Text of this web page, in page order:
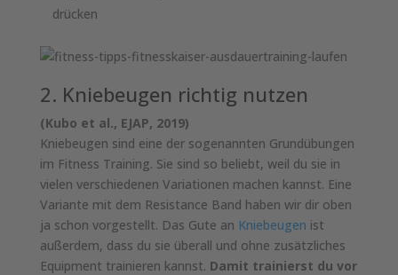
drücken
2. Kniebeugen richtig nutzen
(Kubo et al., EJAP, 2019)
Kniebeugen sind eine der sogenannten Grundübungen
im Fitness Training. Sie sind so beliebt, weil du sie in
vielen verschiedenen Variationen machen kannst. Eine
Variante mit dem Resistance Band haben wir dir oben
ja schon vorgestellt. Das Gute an Kniebeugen ist
außerdem, dass du sie überall und ohne zusätzliches
Equipment trainieren kannst. Damit trainierst du vor